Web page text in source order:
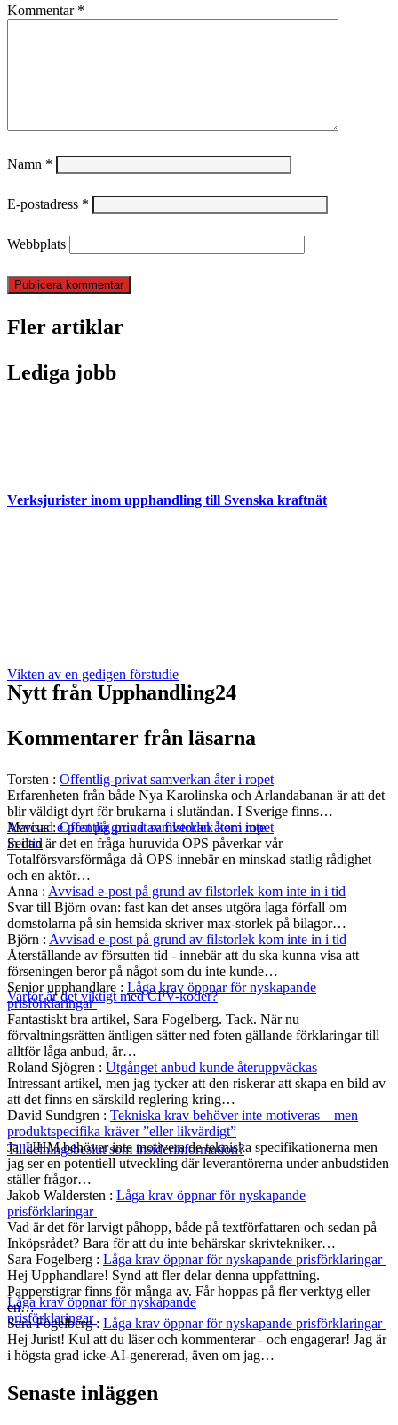
Kommentar *
Namn *
E-postadress *
Webbplats
Fler artiklar
Lediga jobb
Verksjurister inom upphandling till Svenska kraftnät
Vikten av en gedigen förstudie
Avvisad e-post på grund av filstorlek kom inte
in i tid
Varför är det viktigt med CPV-koder?
Tilldelningsbeslut som insiderinformation?
Låga krav öppnar för nyskapande
prisförklaringar
Nytt från Upphandling24
Kommentarer från läsarna
Torsten : Offentlig-privat samverkan åter i ropet
Erfarenheten från både Nya Karolinska och Arlandabanan är att det
blir väldigt dyrt för brukarna i slutändan. I Sverige finns…
Marcus:Offentlig-privat samverkan åter i ropet
Sedan är det en fråga huruvida OPS påverkar vår
Totalförsvarsförmåga då OPS innebär en minskad statlig rådighet
och en aktör…
Anna : Avvisad e-post på grund av filstorlek kom inte in i tid
Svar till Björn ovan: fast kan det anses utgöra laga förfall om
domstolarna på sin hemsida skriver max-storlek på bilagor…
Björn : Avvisad e-post på grund av filstorlek kom inte in i tid
Återställande av försutten tid - innebär att du ska kunna visa att
förseningen beror på något som du inte kunde…
Senior upphandlare : Låga krav öppnar för nyskapande
prisförklaringar
Fantastiskt bra artikel, Sara Fogelberg. Tack. När nu
förvaltningsrätten äntligen sätter ned foten gällande förklaringar till
alltför låga anbud, är…
Roland Sjögren : Utgånget anbud kunde återuppväckas
Intressant artikel, men jag tycker att den riskerar att skapa en bild av
att det finns en särskild reglering kring…
David Sundgren : Tekniska krav behöver inte motiveras – men
produktspecifika kräver ”eller likvärdigt”
Ja, UHM behöver inte motivera de tekniska specifikationerna men
jag ser en potentiell utveckling där leverantörerna under anbudstiden
ställer frågor…
Jakob Waldersten : Låga krav öppnar för nyskapande
prisförklaringar
Vad är det för larvigt påhopp, både på textförfattaren och sedan på
Inköpsrådet? Bara för att du inte behärskar skrivtekniker…
Sara Fogelberg : Låga krav öppnar för nyskapande prisförklaringar
Hej Upphandlare! Synd att fler delar denna uppfattning.
Papperstigrar finns för många av. Får hoppas på fler verktyg eller
en…
Sara Fogelberg: Låga krav öppnar för nyskapande prisförklaringar
Hej Jurist! Kul att du läser och kommenterar - och engagerar! Jag är
i högsta grad icke-AI-genererad, även om jag…
Senaste inläggen